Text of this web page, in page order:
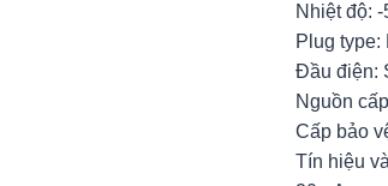
Nhiệt độ:
Plug type:
Đầu điện:
Nguồn
Cấp bảo
Tín hiệu